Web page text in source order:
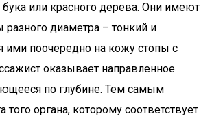
бука или красного дерева. Они имеют
диаметра – тонкий и
ими поочередно на кожу стопы с
оказывает направленное
по глубине. Тем самым
того органа, которому соответствует